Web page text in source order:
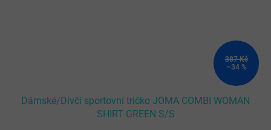
387 Kč
–34 %
Dámské/Dívčí sportovní tričko JOMA COMBI WOMAN
SHIRT GREEN S/S